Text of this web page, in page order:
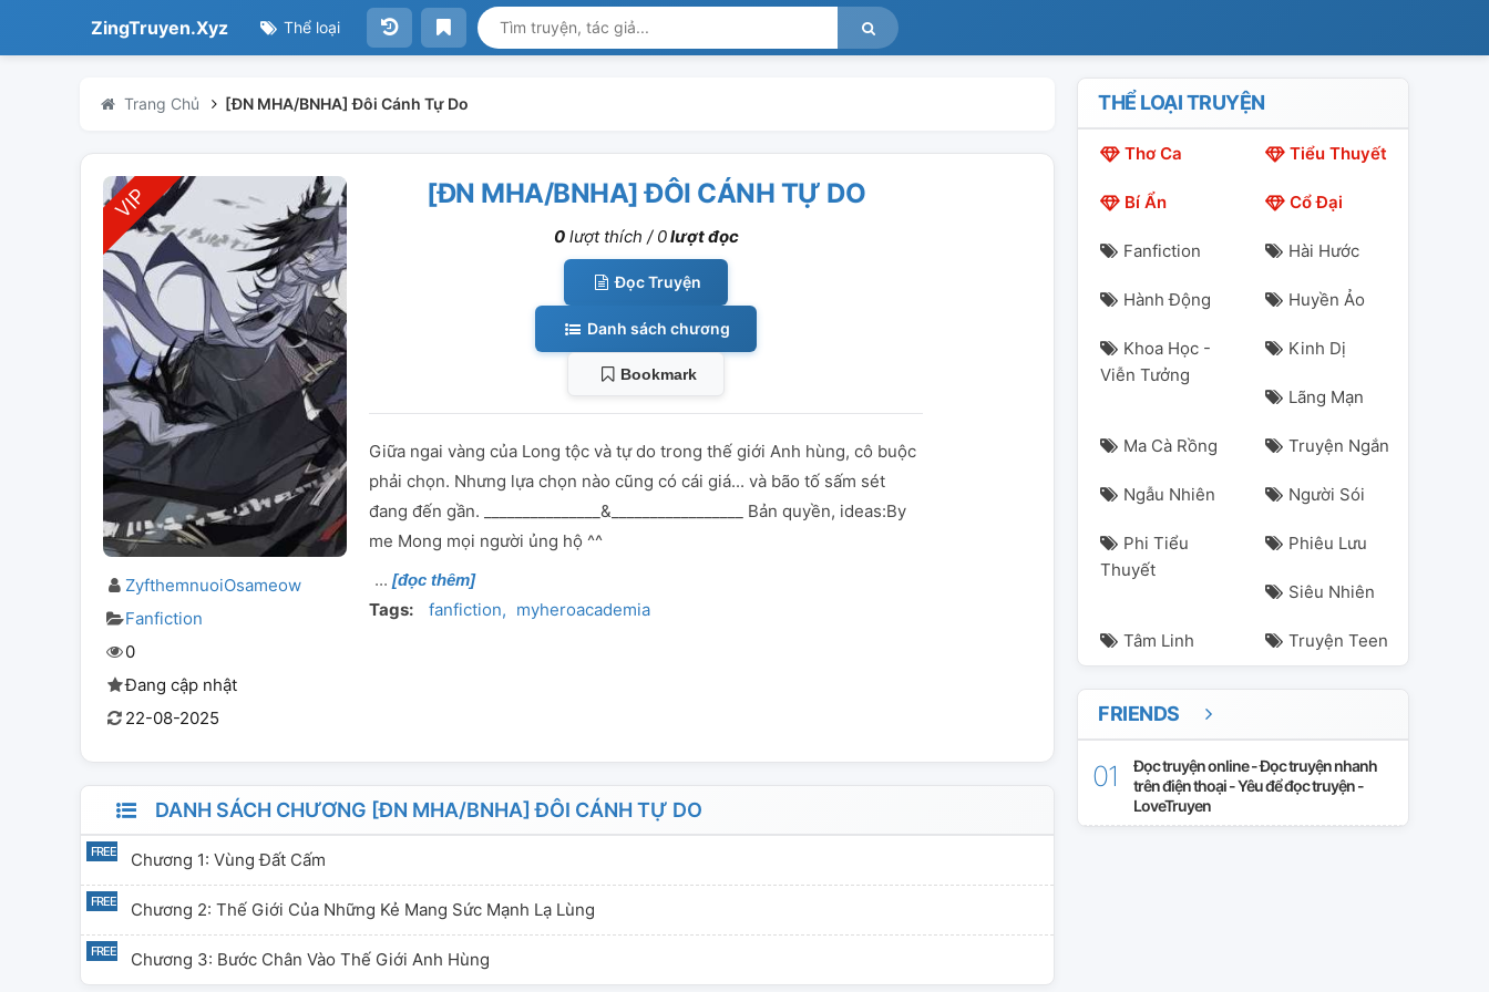
ZingTruyen.Xyz Thể loại
Trang Chủ [ĐN MHA/BNHA] Đôi Cánh Tự Do
ZyfthemnuoiOsameow
Fanfiction
0
Đang cập nhật
22-08-2025
[ĐN MHA/BNHA] ĐÔI CÁNH TỰ DO
0lượt thích / 0lượt đọc
Đọc Truyện
Danh sách chương
Bookmark
Giữa ngai vàng của Long tộc và tự do trong thế giới Anh hùng, cô buộc
phải chọn. Nhưng lựa chọn nào cũng có cái giá... và bão tố sấm sét
đang đến gần. _______________&_________________ Bản quyền, ideas:By
me Mong mọi người ủng hộ ^^
[đọc thêm]
Tags: fanfiction myheroacademia
DANH SÁCH CHƯƠNG [ĐN MHA/BNHA] ĐÔI CÁNH TỰ DO
Chương 1: Vùng Đất Cấm
Chương 2: Thế Giới Của Những Kẻ Mang Sức Mạnh Lạ Lùng
Chương 3: Bước Chân Vào Thế Giới Anh Hùng
THỂ LOẠI TRUYỆN
Thơ Ca Tiểu Thuyết
Bí Ẩn Cổ Đại
Fanfiction Hài Hước
Hành Động Huyền Ảo
Khoa Học -
Viễn Tưởng
Kinh Dị
Lãng Mạn
Ma Cà Rồng Truyện Ngắn
Ngẫu Nhiên Người Sói
Phi Tiểu
Thuyết
Phiêu Lưu
Siêu Nhiên
Tâm Linh Truyện Teen
FRIENDS
Đọc truyện online - Đọc truyện nhanh
trên điện thoại - Yêu để đọc truyện -
LoveTruyen